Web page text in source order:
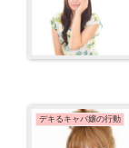
デキるキャバ嬢の行動